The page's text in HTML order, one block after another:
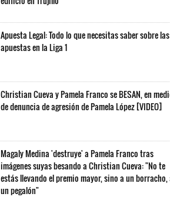
Apuesta Legal: Todo lo que necesitas saber sobre las
apuestas en la Liga 1
Christian Cueva y Pamela Franco se BESAN, en
de denuncia de agresión de Pamela López [VIDEO]
Magaly Medina 'destruye' a Pamela Franco tras
imágenes suyas besando a Christian Cueva: "No te
estás llevando el premio mayor, sino a un borracho,
un pegalón"